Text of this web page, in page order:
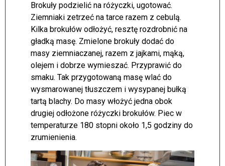
Brokuły podzielić na różyczki, ugotować.
Ziemniaki zetrzeć na tarce razem z cebulą.
Kilka brokułów odłożyć, resztę rozdrobnić na
gładką masę. Zmielone brokuły dodać do
masy ziemniaczanej, razem z jajkami, mąką,
olejem i dobrze wymieszać. Przyprawić do
smaku. Tak przygotowaną masę wlać do
wysmarowanej tłuszczem i wysypanej bułką
tartą blachy. Do masy włożyć jedna obok
drugiej odłożone różyczki brokułów. Piec w
temperaturze 180 stopni około 1,5 godziny do
zrumienienia.